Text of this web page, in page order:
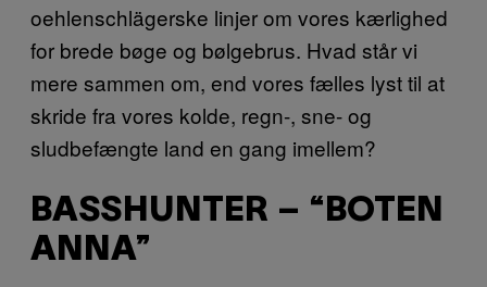
oehlenschlägerske linjer om vores kærlighed
for brede bøge og bølgebrus. Hvad står vi
mere sammen om, end vores fælles lyst til at
skride fra vores kolde, regn-, sne- og
sludbefængte land en gang imellem?
BASSHUNTER – “BOTEN
ANNA”